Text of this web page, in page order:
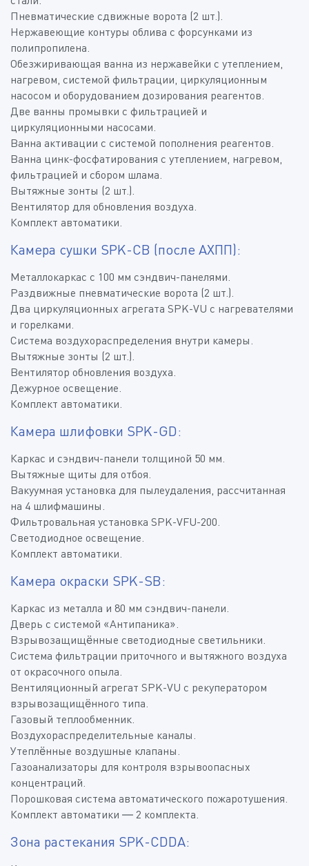
Пневматические сдвижные ворота (2 шт.).
Нержавеющие контуры облива с форсунками из
полипропилена.
Обезжиривающая ванна из нержавейки с утеплением,
нагревом, системой фильтрации, циркуляционным
насосом и оборудованием дозирования реагентов.
Две ванны промывки с фильтрацией и
циркуляционными насосами.
Ванна активации с системой пополнения реагентов.
Ванна цинк-фосфатирования с утеплением, нагревом,
фильтрацией и сбором шлама.
Вытяжные зонты (2 шт.).
Вентилятор для обновления воздуха.
Комплект автоматики.
Камера сушки SPK-CB (после АХПП):
Металлокаркас с 100 мм сэндвич-панелями.
Раздвижные пневматические ворота (2 шт.).
Два циркуляционных агрегата SPK-VU с нагревателями
и горелками.
Система воздухораспределения внутри камеры.
Вытяжные зонты (2 шт.).
Вентилятор обновления воздуха.
Дежурное освещение.
Комплект автоматики.
Камера шлифовки SPK-GD:
Каркас и сэндвич-панели толщиной 50 мм.
Вытяжные щиты для отбоя.
Вакуумная установка для пылеудаления, рассчитанная
на 4 шлифмашины.
Фильтровальная установка SPK-VFU-200.
Светодиодное освещение.
Комплект автоматики.
Камера окраски SPK-SB:
Каркас из металла и 80 мм сэндвич-панели.
Дверь с системой «Антипаника».
Взрывозащищённые светодиодные светильники.
Система фильтрации приточного и вытяжного воздуха
от окрасочного опыла.
Вентиляционный агрегат SPK-VU с рекуператором
взрывозащищённого типа.
Газовый теплообменник.
Воздухораспределительные каналы.
Утеплённые воздушные клапаны.
Газоанализаторы для контроля взрывоопасных
концентраций.
Порошковая система автоматического пожаротушения.
Комплект автоматики — 2 комплекта.
Зона растекания SPK-CDDA: